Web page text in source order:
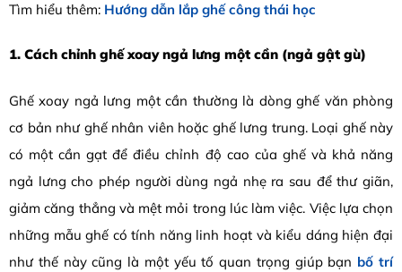
Tìm hiểu thêm: Hướng dẫn lắp ghế công thái học
1. Cách chỉnh ghế xoay ngả lưng một cần (ngả gật gù)
Ghế xoay ngả lưng một cần thường là dòng ghế văn phòng
cơ bản như ghế nhân viên hoặc ghế lưng trung. Loại ghế này
có một cần gạt để điều chỉnh độ cao của ghế và khả năng
ngả lưng cho phép người dùng ngả nhẹ ra sau để thư giãn,
giảm căng thẳng và mệt mỏi trong lúc làm việc. Việc lựa chọn
những mẫu ghế có tính năng linh hoạt và kiểu dáng hiện đại
như thế này cũng là một yếu tố quan trọng giúp bạn bố trí